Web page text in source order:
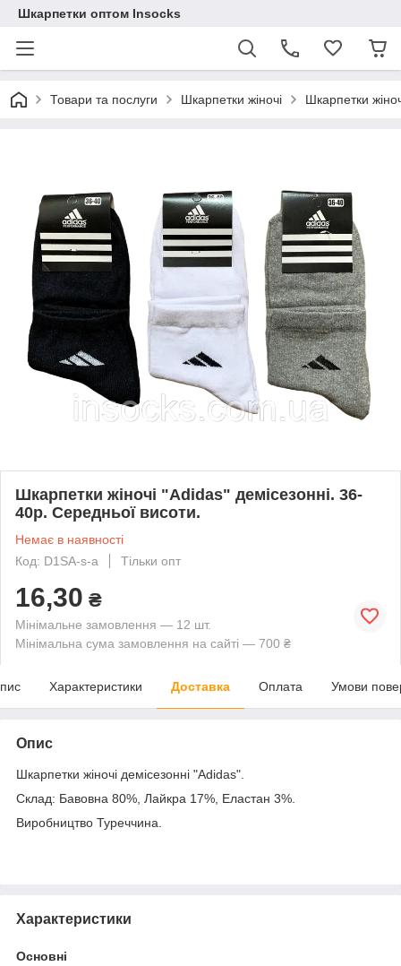
Шкарпетки оптом Insocks
Товари та послуги Шкарпетки жіночі Шкарпетки
Шкарпетки жіночі "Adidas" демісезонні. 36-
40р. Середньої висоти.
Немає в наявності
Код: D1SA-s-a
Тільки опт
16,30 ₴
Мінімальне замовлення — 12 шт.
Мінімальна сума замовлення на сайті — 700 ₴
Характеристики Доставка Оплата Умови
Опис
Шкарпетки жіночі демісезонні "Adidas".
Склад: Бавовна 80%, Лайкра 17%, Еластан 3%.
Виробництво Туреччина.
Характеристики
Основні